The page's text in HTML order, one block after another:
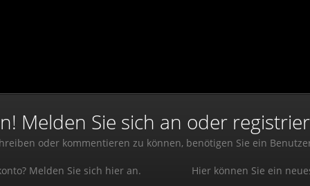
Melden Sie sich an oder
oder kommentieren zu können, benötigen Sie ein
Melden Sie sich hier an. Hier können Sie ein